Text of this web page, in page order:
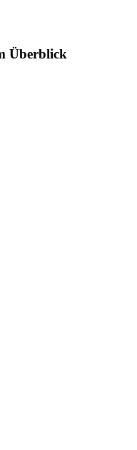
Überblick